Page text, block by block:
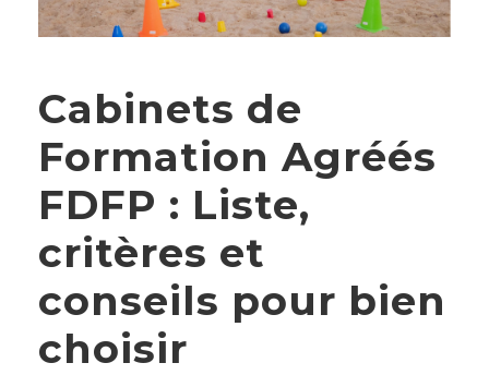
Cabinets de
Formation Agréés
FDFP : Liste,
critères et
conseils pour bien
choisir